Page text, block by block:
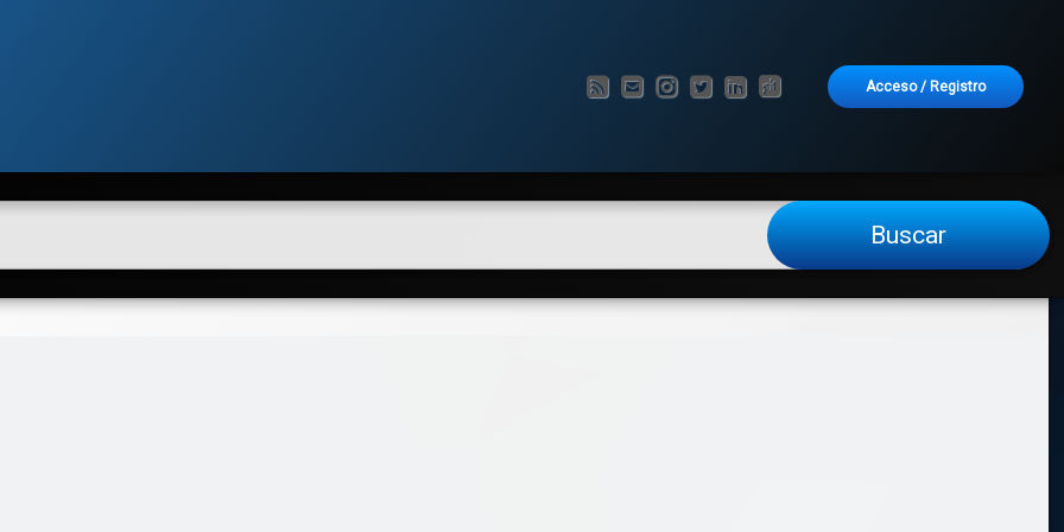
RSSCorreo electrónico
Instagram
TwitterLinkedIn
GitHub Acceso/ Registro